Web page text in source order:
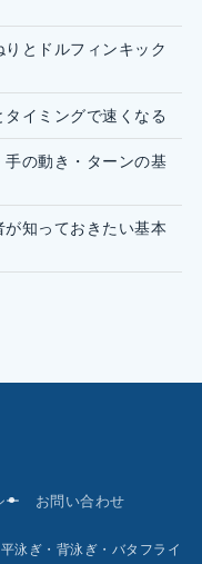
とドルフィンキック
イミングで速くなる
の動き・ターンの基
知っておきたい基本
ー お問い合わせ
泳ぎ・背泳ぎ・バタフライ